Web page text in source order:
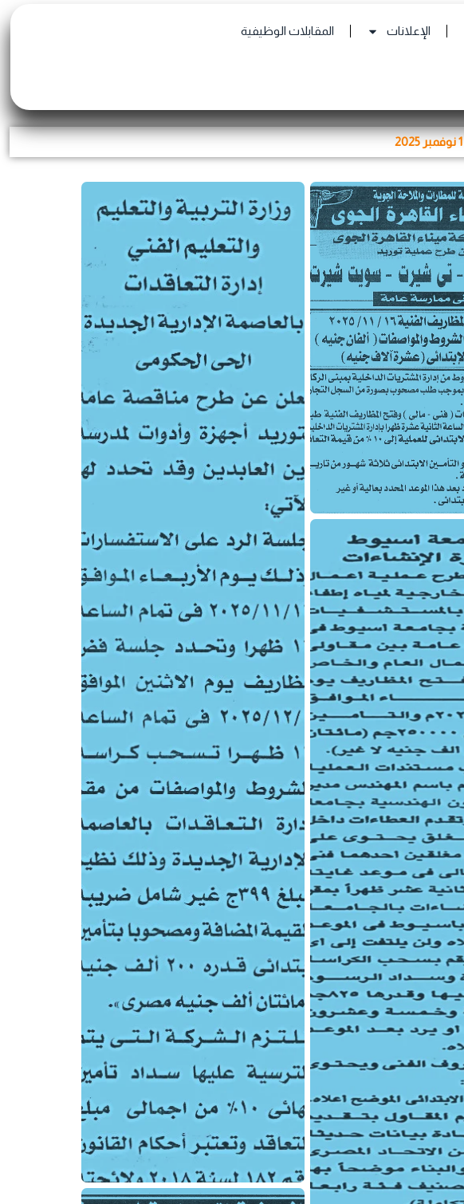
الإعلانات المقابلات الوظيفية